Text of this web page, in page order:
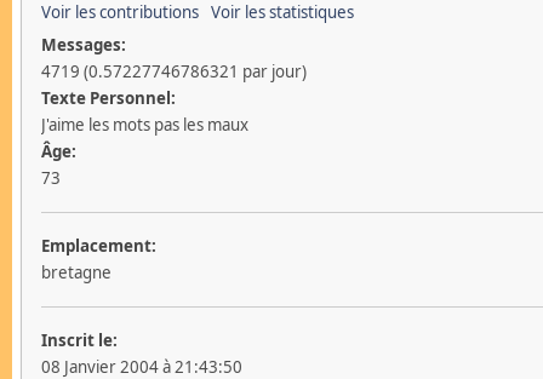
Voir les contributions Voir les statistiques
Messages:
4719 (0.57227746786321 par jour)
Texte Personnel:
J'aime les mots pas les maux
Âge:
73
Emplacement:
bretagne
Inscrit le:
08 Janvier 2004 à 21:43:50